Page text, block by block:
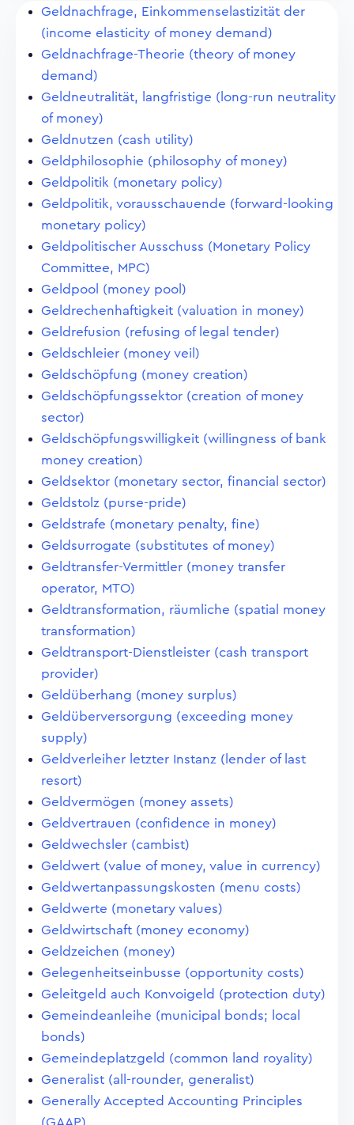
Geldnachfrage, Einkommenselastizität der
(income elasticity of money demand)
Geldnachfrage-Theorie (theory of money
demand)
Geldneutralität, langfristige (long-run neutrality
of money)
Geldnutzen (cash utility)
Geldphilosophie (philosophy of money)
Geldpolitik (monetary policy)
Geldpolitik, vorausschauende (forward-looking
monetary policy)
Geldpolitischer Ausschuss (Monetary Policy
Committee, MPC)
Geldpool (money pool)
Geldrechenhaftigkeit (valuation in money)
Geldrefusion (refusing of legal tender)
Geldschleier (money veil)
Geldschöpfung (money creation)
Geldschöpfungssektor (creation of money
sector)
Geldschöpfungswilligkeit (willingness of bank
money creation)
Geldsektor (monetary sector, financial sector)
Geldstolz (purse-pride)
Geldstrafe (monetary penalty, fine)
Geldsurrogate (substitutes of money)
Geldtransfer-Vermittler (money transfer
operator, MTO)
Geldtransformation, räumliche (spatial money
transformation)
Geldtransport-Dienstleister (cash transport
provider)
Geldüberhang (money surplus)
Geldüberversorgung (exceeding money
supply)
Geldverleiher letzter Instanz (lender of last
resort)
Geldvermögen (money assets)
Geldvertrauen (confidence in money)
Geldwechsler (cambist)
Geldwert (value of money, value in currency)
Geldwertanpassungskosten (menu costs)
Geldwerte (monetary values)
Geldwirtschaft (money economy)
Geldzeichen (money)
Gelegenheitseinbusse (opportunity costs)
Geleitgeld auch Konvoigeld (protection duty)
Gemeindeanleihe (municipal bonds; local
bonds)
Gemeindeplatzgeld (common land royality)
Generalist (all-rounder, generalist)
Generally Accepted Accounting Principles
(GAAP)